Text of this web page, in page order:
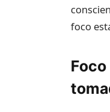
foco